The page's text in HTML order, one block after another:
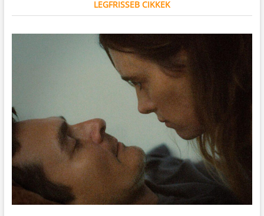
LEGFRISSEB CIKKEK